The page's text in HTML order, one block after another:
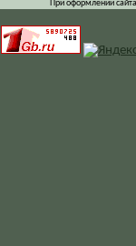
При оформлении